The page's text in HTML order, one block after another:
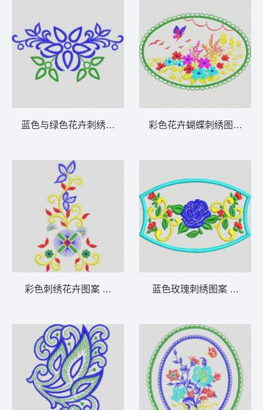
蓝色与绿色花卉刺绣图案 植物花型
彩色刺绣花卉图案 植物花型
彩色花卉蝴蝶刺绣图案 植
蓝色玫瑰刺绣图案 植物花